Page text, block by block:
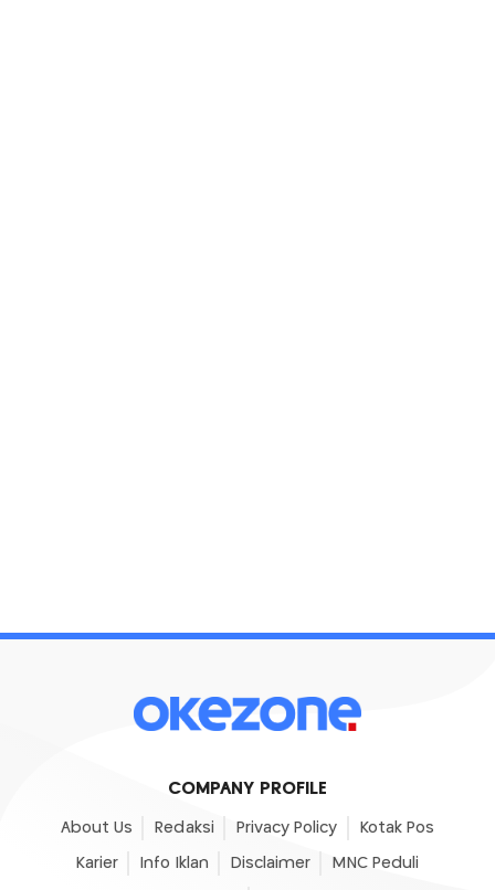
COMPANY PROFILE
About Us Redaksi Privacy Policy Kotak Pos
Karier Info Iklan Disclaimer MNC Peduli